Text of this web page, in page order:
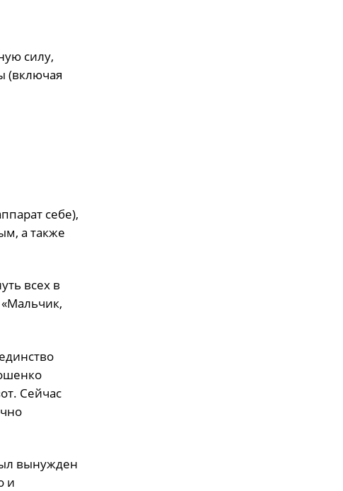
силу,
(включая
себе),
а также
всех в
Сейчас
вынужден
и